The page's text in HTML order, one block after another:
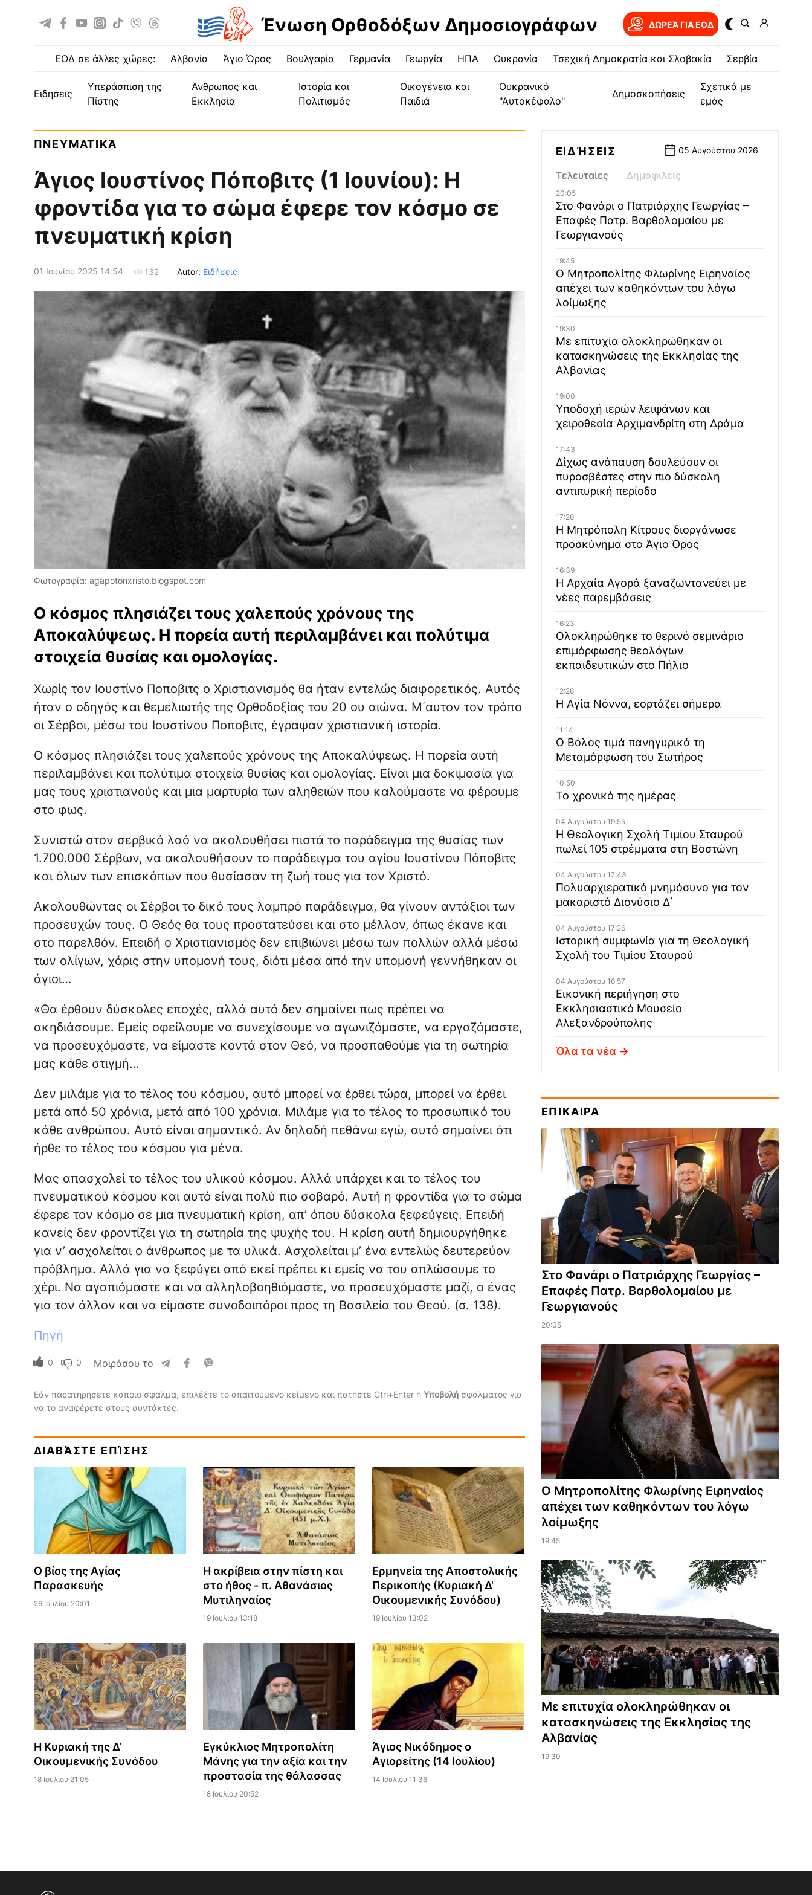
Ένωση Ορθοδόξων Δημοσιογράφων ΔΩΡΕΆ ΓΙΑ EOΔ
ΕΟΔ σε άλλες χώρες: Αλβανία Άγιο Όρος Βουλγαρία Γερμανία Γεωργία ΗΠΑ Ουκρανία Τσεχική Δημοκρατία και Σλοβακία Σερβία
ειδησεις
Υπεράσπιση της
Πίστης
Άνθρωπος και
Εκκλησία
Ιστορία και
Πολιτισμός
Οικογένεια και
Παιδιά
Ουκρανικό
"Αυτοκέφαλο"
Δημοσκοπήσεις
Σχετικά με
εμάς
ΠΝΕΥΜΑΤΙΚΆ
Άγιος Ιουστίνος Πόποβιτς (1 Ιουνίου): Η
φροντίδα για το σώμα έφερε τον κόσμο σε
πνευματική κρίση
01 Ιουνίου 2025 14:54 132 Autor: Ειδήσεις
Φωτογραφία: agapotonxristo.blogspot.com
Ο κόσμος πλησιάζει τους χαλεπούς χρόνους της
Αποκαλύψεως. Η πορεία αυτή περιλαμβάνει και πολύτιμα
στοιχεία θυσίας και ομολογίας.
Χωρίς τον Ιουστίνο Ποποβιτς ο Χριστιανισμός θα ήταν εντελώς διαφορετικός. Αυτός
ήταν ο οδηγός και θεμελιωτής της Ορθοδοξίας του 20 ου αιώνα. Μ΄αυτον τον τρόπο
οι Σέρβοι, μέσω του Ιουστίνου Ποποβιτς, έγραψαν χριστιανική ιστορία.
Ο κόσμος πλησιάζει τους χαλεπούς χρόνους της Αποκαλύψεως. Η πορεία αυτή
περιλαμβάνει και πολύτιμα στοιχεία θυσίας και ομολογίας. Είναι μια δοκιμασία για
μας τους χριστιανούς και μια μαρτυρία των αληθειών που καλούμαστε να φέρουμε
στο φως.
Συνιστώ στον σερβικό λαό να ακολουθήσει πιστά το παράδειγμα της θυσίας των
1.700.000 Σέρβων, να ακολουθήσουν το παράδειγμα του αγίου Ιουστίνου Πόποβιτς
και όλων των επισκόπων που θυσίασαν τη ζωή τους για τον Χριστό.
Ακολουθώντας οι Σέρβοι το δικό τους λαμπρό παράδειγμα, θα γίνουν αντάξιοι των
προσευχών τους. Ο Θεός θα τους προστατεύσει και στο μέλλον, όπως έκανε και
στο παρελθόν. Επειδή ο Χριστιανισμός δεν επιβιώνει μέσω των πολλών αλλά μέσω
των ολίγων, χάρις στην υπομονή τους, διότι μέσα από την υπομονή γεννήθηκαν οι
άγιοι…
«Θα έρθουν δύσκολες εποχές, αλλά αυτό δεν σημαίνει πως πρέπει να
ακηδιάσουμε. Εμείς οφείλουμε να συνεχίσουμε να αγωνιζόμαστε, να εργαζόμαστε,
να προσευχόμαστε, να είμαστε κοντά στον Θεό, να προσπαθούμε για τη σωτηρία
μας κάθε στιγμή…
Δεν μιλάμε για το τέλος του κόσμου, αυτό μπορεί να έρθει τώρα, μπορεί να έρθει
μετά από 50 χρόνια, μετά από 100 χρόνια. Μιλάμε για το τέλος το προσωπικό του
κάθε ανθρώπου. Αυτό είναι σημαντικό. Αν δηλαδή πεθάνω εγώ, αυτό σημαίνει ότι
ήρθε το τέλος του κόσμου για μένα.
Μας απασχολεί το τέλος του υλικού κόσμου. Αλλά υπάρχει και το τέλος του
πνευματικού κόσμου και αυτό είναι πολύ πιο σοβαρό. Αυτή η φροντίδα για το σώμα
έφερε τον κόσμο σε μια πνευματική κρίση, απ’ όπου δύσκολα ξεφεύγεις. Επειδή
κανείς δεν φροντίζει για τη σωτηρία της ψυχής του. Η κρίση αυτή δημιουργήθηκε
για ν’ ασχολείται ο άνθρωπος με τα υλικά. Ασχολείται μ’ ένα εντελώς δευτερεύον
πρόβλημα. Αλλά για να ξεφύγει από εκεί πρέπει κι εμείς να του απλώσουμε το
χέρι. Να αγαπιόμαστε και να αλληλοβοηθιόμαστε, να προσευχόμαστε μαζί, ο ένας
για τον άλλον και να είμαστε συνοδοιπόροι προς τη Βασιλεία του Θεού. (σ. 138).
Πηγή
0 0 Μοιράσου το
Εάν παρατηρήσετε κάποιο σφάλμα, επιλέξτε το απαιτούμενο κείμενο και πατήστε Ctrl+Enter ή Υποβολήσφάλματος για
να το αναφέρετε στους συντάκτες.
ΔΙΑΒΆΣΤΕ ΕΠΊΣΗΣ
Ο βίος της Αγίας
Παρασκευής
26 Ιουλίου 20:01
Η ακρίβεια στην πίστη και
στο ήθος - π. Αθανάσιος
Μυτιληναίος
19 Ιουλίου 13:18
Ερμηνεία της Αποστολικής
Περικοπής (Κυριακή Δ'
Οικουμενικής Συνόδου)
19 Ιουλίου 13:02
Η Κυριακή της Δ’
Οικουμενικής Συνόδου
18 Ιουλίου 21:05
Εγκύκλιος Μητροπολίτη
Μάνης για την αξία και την
προστασία της θάλασσας
18 Ιουλίου 20:52
Άγιος Νικόδημος ο
Αγιορείτης (14 Ιουλίου)
14 Ιουλίου 11:36
ΕΙΔΉΣΕΙΣ 05 Αυγούστου 2026
Τελευταίες Δημοφιλείς
20:05
Στο Φανάρι ο Πατριάρχης Γεωργίας –
Επαφές Πατρ. Βαρθολομαίου με
Γεωργιανούς
19:45
Ο Μητροπολίτης Φλωρίνης Ειρηναίος
απέχει των καθηκόντων του λόγω
λοίμωξης
19:30
Με επιτυχία ολοκληρώθηκαν οι
κατασκηνώσεις της Εκκλησίας της
Αλβανίας
19:00
Υποδοχή ιερών λειψάνων και
χειροθεσία Αρχιμανδρίτη στη Δράμα
17:43
Δίχως ανάπαυση δουλεύουν οι
πυροσβέστες στην πιο δύσκολη
αντιπυρική περίοδο
17:26
Η Μητρόπολη Κίτρους διοργάνωσε
προσκύνημα στο Άγιο Όρος
16:39
Η Αρχαία Αγορά ξαναζωντανεύει με
νέες παρεμβάσεις
16:23
Ολοκληρώθηκε το θερινό σεμινάριο
επιμόρφωσης θεολόγων
εκπαιδευτικών στο Πήλιο
12:26
Η Αγία Νόννα, εορτάζει σήμερα
11:14
Ο Βόλος τιμά πανηγυρικά τη
Μεταμόρφωση του Σωτήρος
10:50
Το χρονικό της ημέρας
04 Αυγούστου 19:55
Η Θεολογική Σχολή Τιμίου Σταυρού
πωλεί 105 στρέμματα στη Βοστώνη
04 Αυγούστου 17:43
Πολυαρχιερατικό μνημόσυνο για τον
μακαριστό Διονύσιο Δ΄
04 Αυγούστου 17:26
Ιστορική συμφωνία για τη Θεολογική
Σχολή του Τιμίου Σταυρού
04 Αυγούστου 16:57
Εικονική περιήγηση στο
Εκκλησιαστικό Μουσείο
Αλεξανδρούπολης
Όλα τα νέα
ΕΠΙΚΑΙΡΑ
Στο Φανάρι ο Πατριάρχης Γεωργίας –
Επαφές Πατρ. Βαρθολομαίου με
Γεωργιανούς
20:05
Ο Μητροπολίτης Φλωρίνης Ειρηναίος
απέχει των καθηκόντων του λόγω
λοίμωξης
19:45
Με επιτυχία ολοκληρώθηκαν οι
κατασκηνώσεις της Εκκλησίας της
Αλβανίας
19:30